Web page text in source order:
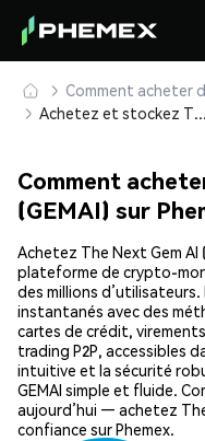
Comment acheter
Achetez et stockez The Next Gem AI (GEMAI) en toute sécurité
Comment
(GEMAI) sur
Achetez The Next Gem AI
plateforme de crypto-
des millions
instantanés avec des
cartes de crédit,
trading P2P, accessibles
intuitive et la sécurité
GEMAI simple et fluide.
aujourd’hui — achetez
confiance sur Phemex.